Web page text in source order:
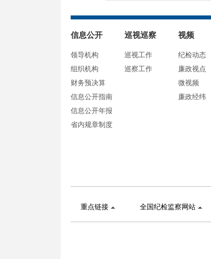
信息公开
领导机构
组织机构
财务预决算
信息公开指南
信息公开年报
省内规章制度
巡视巡察
巡视工作
巡察工作
视频
纪检动态
廉政视点
微视频
廉政经纬
重点链接 全国纪检监察网站